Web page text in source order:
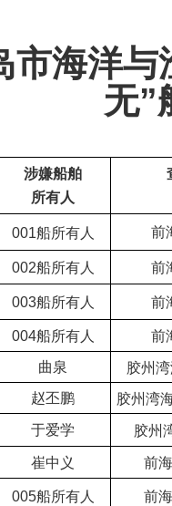
市海洋
无”
涉嫌船舶
所有人
001船所有人 前
002船所有人 前
003船所有人 前
004船所有人 前
曲泉
胶州
赵丕鹏
胶州湾
于爱学
胶州
崔中义 前
005船所有人 前